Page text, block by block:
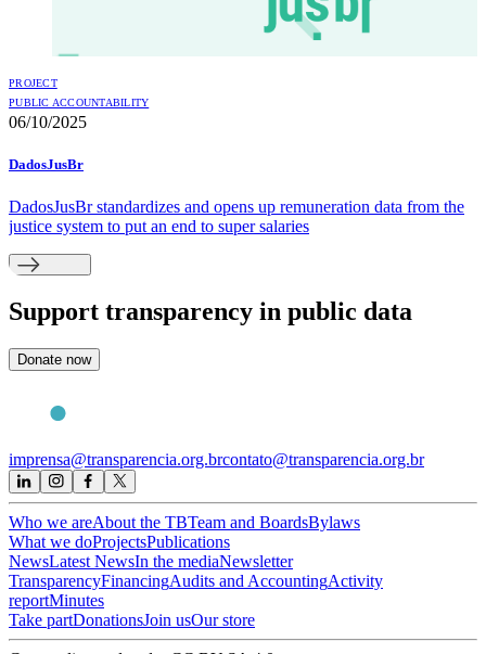
PROJECT
PUBLIC ACCOUNTABILITY
06/10/2025
DadosJusBr
DadosJusBr standardizes and opens up remuneration data from the
justice system to put an end to super salaries
Support transparency in public data
Donate now
imprensa@transparencia.org.brcontato@transparencia.org.br
Who we areAbout the TBTeam and BoardsBylaws
What we doProjectsPublications
NewsLatest NewsIn the mediaNewsletter
TransparencyFinancingAudits and AccountingActivity
reportMinutes
Take partDonationsJoin usOur store